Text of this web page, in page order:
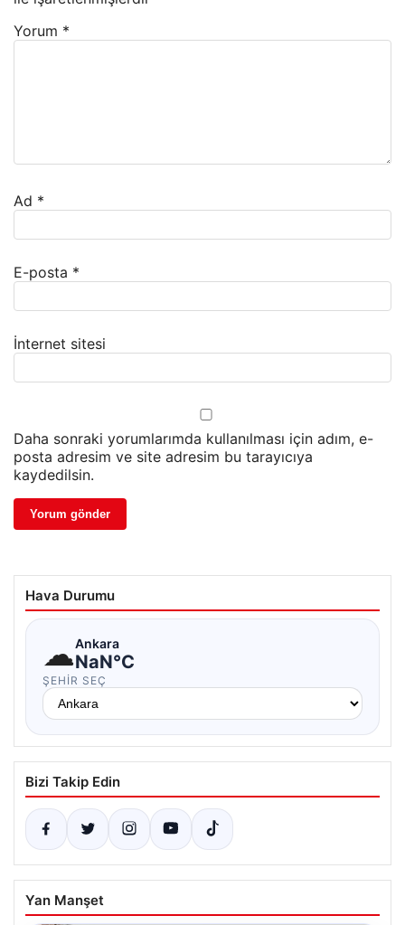
Yorum *
Ad *
E-posta *
İnternet sitesi
Daha sonraki yorumlarımda kullanılması için adım, e-
posta adresim ve site adresim bu tarayıcıya
kaydedilsin.
Hava Durumu
☁Ankara
NaN°C
ŞEHIR SEÇ
Bizi Takip Edin
Yan Manşet